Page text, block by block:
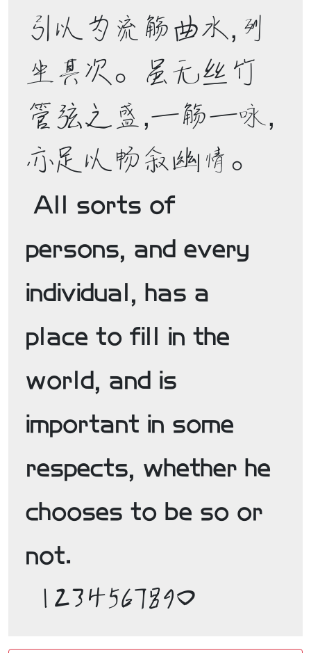
引以为流觞曲水，列
坐其次。虽无丝竹
管弦之盛，一觞一咏，
亦足以畅叙幽情。
persons, and every
individual, has a
place to fill in the
world, and is
important in some
respects, whether he
chooses to be so or
not.
1234567890